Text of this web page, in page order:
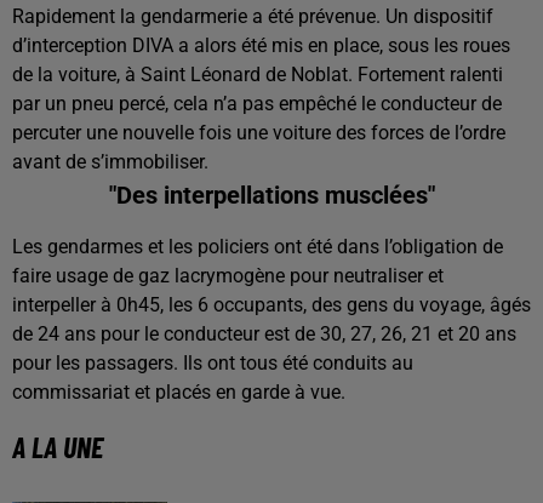
Rapidement la gendarmerie a été prévenue. Un dispositif
d’interception DIVA a alors été mis en place, sous les roues
de la voiture, à Saint Léonard de Noblat. Fortement ralenti
par un pneu percé, cela n’a pas empêché le conducteur de
percuter une nouvelle fois une voiture des forces de l’ordre
avant de s’immobiliser.
"Des interpellations musclées"
Les gendarmes et les policiers ont été dans l’obligation de
faire usage de gaz lacrymogène pour neutraliser et
interpeller à 0h45, les 6 occupants, des gens du voyage, âgés
de 24 ans pour le conducteur est de 30, 27, 26, 21 et 20 ans
pour les passagers. Ils ont tous été conduits au
commissariat et placés en garde à vue.
A LA UNE